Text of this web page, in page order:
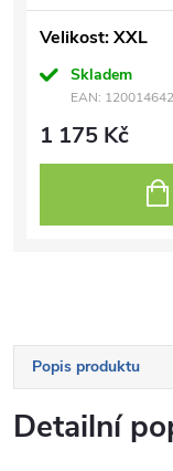
Velikost: XXL
Skladem
EAN:
1 175 Kč
Popis produktu
Detailní